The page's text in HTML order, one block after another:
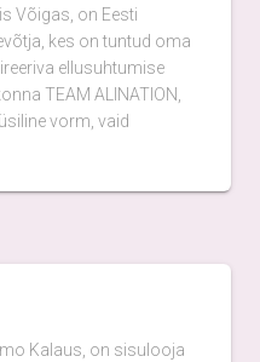
Võigas, on Eesti
kes on tuntud oma
ellusuhtumise
TEAM ALINATION,
vorm, vaid
Kalaus, on sisulooja